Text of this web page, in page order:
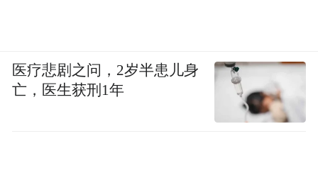
医疗悲剧之问，2岁半患儿身
亡，医生获刑1年